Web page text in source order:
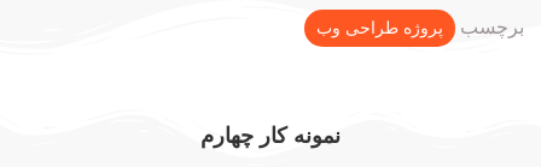
برچسب پروژه طراحی وب
نمونه کار چهارم